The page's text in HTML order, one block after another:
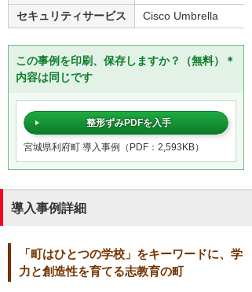
セキュリティサービス
Cisco Umbrella
この事例を印刷、保存しますか？（無料）＊
内容は同じです
整形ずみPDFを入手
宮城県利府町 導入事例（PDF：2,593KB）
導入事例詳細
「町はひとつの学校」をキーワードに、学
力と創造性を育てる志教育の町